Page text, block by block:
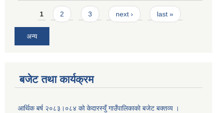
Pages
1 2 3 next › last »
अन्य
बजेट तथा कार्यक्रम
आर्थिक बर्ष २०८३।०८४ को केदारस्युँ गाउँपालिकाकाे बजेट बक्तव्य ।